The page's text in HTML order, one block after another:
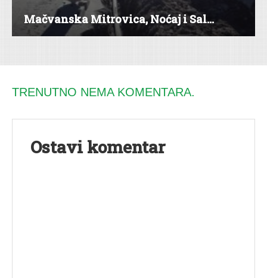
Mačvanska Mitrovica, Noćaj i Sal...
TRENUTNO NEMA KOMENTARA.
Ostavi komentar